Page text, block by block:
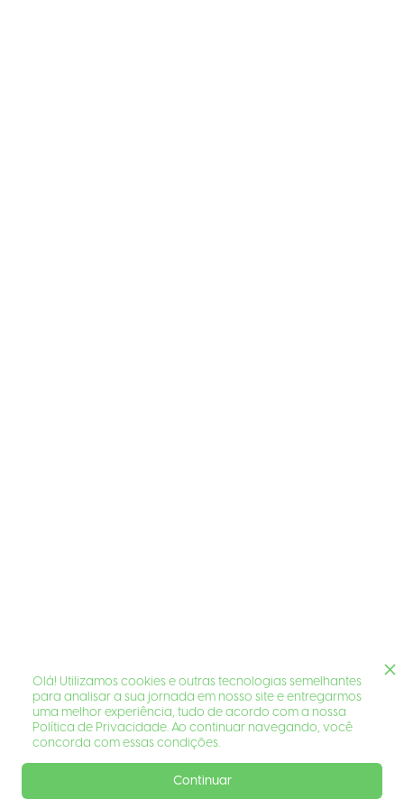
Olá! Utilizamos cookies e outras tecnologias semelhantes
para analisar a sua jornada em nosso site e entregarmos
uma melhor experiência, tudo de acordo com a nossa
Política de Privacidade. Ao continuar navegando, você
concorda com essas condições.
Continuar